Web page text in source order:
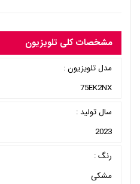
مشخصات کلی تلویزیون
مدل تلویزیون :
75EK2NX
سال تولید :
2023
رنگ :
مشکی